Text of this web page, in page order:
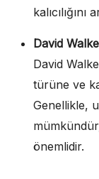
kalıcılığını
David
David
türüne ve
Genellikle,
önemlidir.